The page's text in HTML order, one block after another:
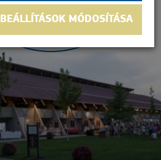
BEÁLLÍTÁSOK MÓDOSÍTÁSA